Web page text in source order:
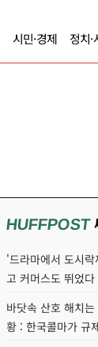
시민·경제 정치·
HUFFPOST
'드라마에서 도시
고 커머스도 뛰었다
바닷속 산호 해치
황 : 한국콜마가 규